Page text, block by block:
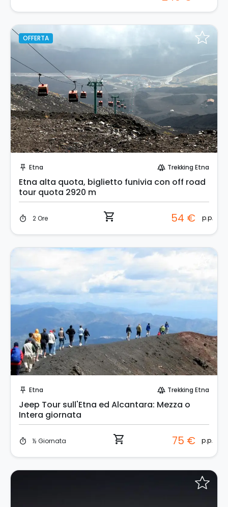
OFFERTA
push_pin Etna forest Trekking Etna
Etna alta quota, biglietto funivia con off road
tour quota 2920 m
timer 2 Ore shopping_cart 54 € p.p.
push_pin Etna forest Trekking Etna
Jeep Tour sull'Etna ed Alcantara: Mezza o
Intera giornata
timer ½ Giornata shopping_cart 75 € p.p.